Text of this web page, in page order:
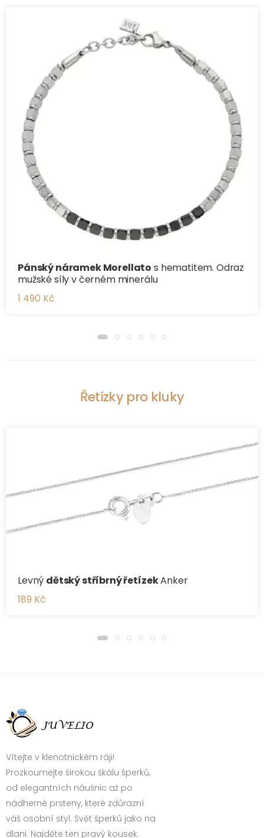
Pánský náramek Morellato s hematitem. Odraz
mužské síly v černém minerálu
1 490 Kč
Řetízky pro kluky
Levný dětský stříbrný řetízekAnker
189 Kč
Vítejte v klenotnickém ráji!
Prozkoumejte širokou škálu šperků,
od elegantních náušnic až po
nádherné prsteny, které zdůrazní
váš osobní styl. Svět šperků jako na
dlani. Najděte ten pravý kousek.